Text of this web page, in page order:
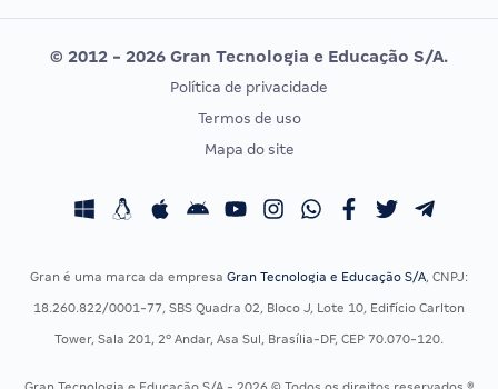
Editais publicados
Vunesp
CONCURSOS POR PROFISSÃO
Concursos Fiscais
EXAME DE ORDEM
Calendário OAB
© 2012 - 2026 Gran Tecnologia e Educação S/A.
Política de privacidade
Termos de uso
Mapa do site
Gran é uma marca da empresa Gran Tecnologia e Educação S/A, CNPJ:
18.260.822/0001-77, SBS Quadra 02, Bloco J, Lote 10, Edifício Carlton
Tower, Sala 201, 2º Andar, Asa Sul, Brasília-DF, CEP 70.070-120.